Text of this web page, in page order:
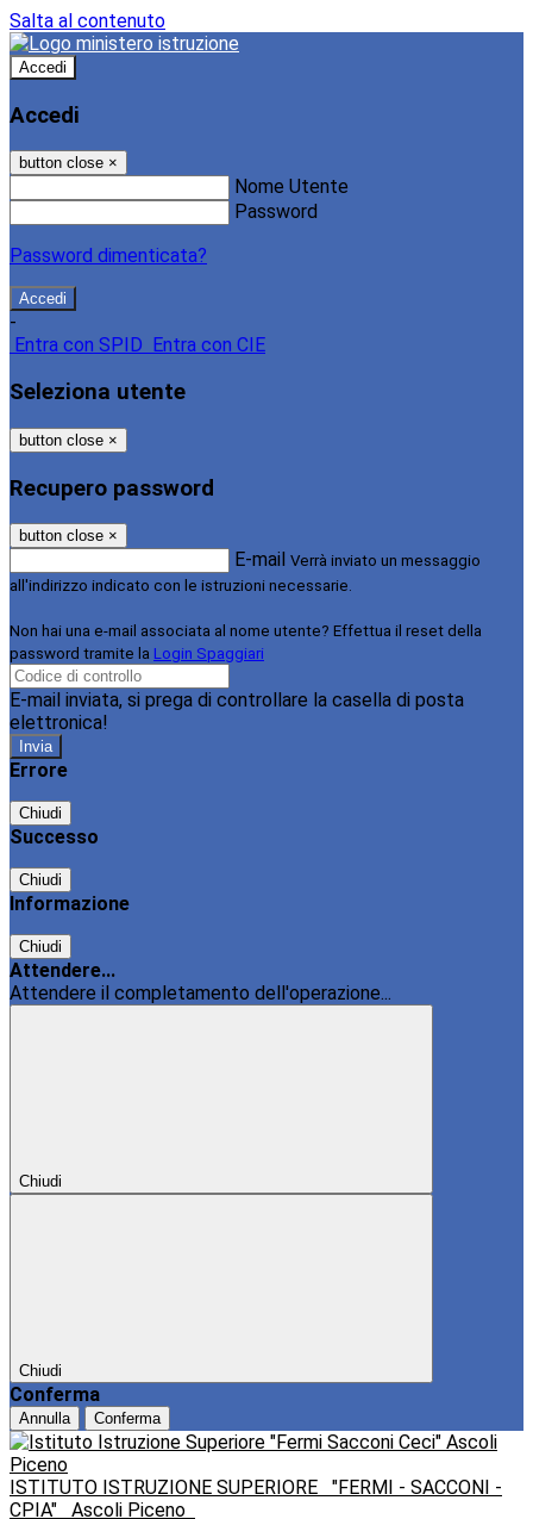
Salta al contenuto
Accedi
Accedi
button close ×
Nome Utente
Password
Password dimenticata?
-
Entra con SPID
Entra con CIE
Seleziona utente
button close ×
Recupero password
button close ×
E-mail Verrà inviato un messaggio
all'indirizzo indicato con le istruzioni necessarie.
Non hai una e-mail associata al nome utente? Effettua il reset della
password tramite la Login Spaggiari
E-mail inviata, si prega di controllare la casella di posta
elettronica!
Errore
Chiudi
Successo
Chiudi
Informazione
Chiudi
Attendere...
Attendere il completamento dell'operazione...
Chiudi
Chiudi
Conferma
Annulla Conferma
ISTITUTO ISTRUZIONE SUPERIORE
"FERMI - SACCONI -
CPIA"
Ascoli Piceno